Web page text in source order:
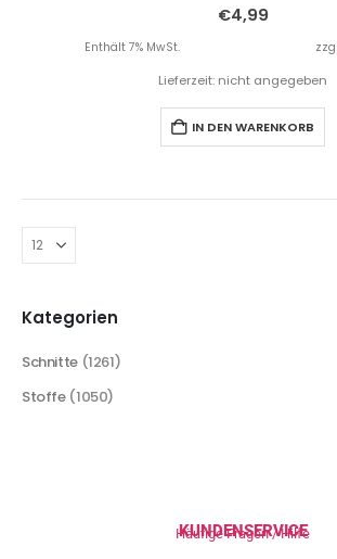
€4,99
Enthält 7% MwSt.
Lieferzeit: nicht angegeben
IN DEN WARENKORB
Kategorien
Schnitte (1261)
Stoffe (1050)
KUNDENSERVICE
Häufige Fragen / Hilfe